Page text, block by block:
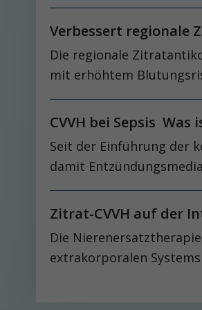
Verbessert regionale
Die regionale
mit erhöhtem
CVVH bei Sepsis
Seit der Einführung der
damit
Zitrat-CVVH auf der
Die
extrakorporalen